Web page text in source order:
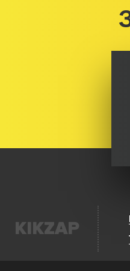
KIKZAP